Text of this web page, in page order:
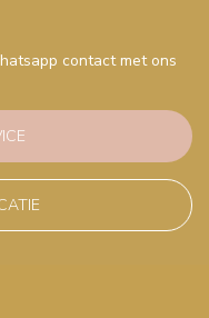
contact met ons